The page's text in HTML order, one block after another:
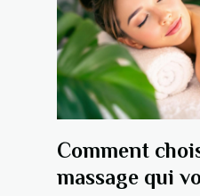
Comment
massage qui